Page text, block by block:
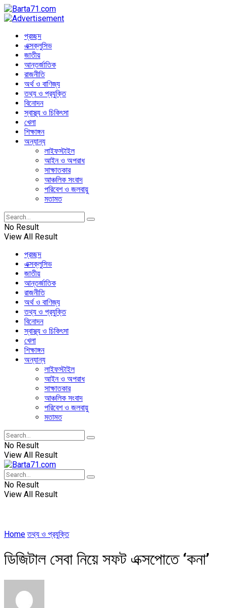
প্রচ্ছদ
এক্সক্লুসিভ
জাতীয়
আন্তর্জাতিক
রাজনীতি
অর্থ ও বাণিজ্য
তথ্য ও প্রযুক্তি
বিনোদন
স্বাস্থ্য ও চিকিৎসা
খেলা
শিক্ষাঙ্গন
অন্যান্য
লাইফস্টাইল
আইন ও অপরাধ
সাক্ষাতকার
আঞ্চলিক সংবাদ
পরিবেশ ও জলবায়ু
মতামত
No Result
View All Result
প্রচ্ছদ
এক্সক্লুসিভ
জাতীয়
আন্তর্জাতিক
রাজনীতি
অর্থ ও বাণিজ্য
তথ্য ও প্রযুক্তি
বিনোদন
স্বাস্থ্য ও চিকিৎসা
খেলা
শিক্ষাঙ্গন
অন্যান্য
লাইফস্টাইল
আইন ও অপরাধ
সাক্ষাতকার
আঞ্চলিক সংবাদ
পরিবেশ ও জলবায়ু
মতামত
No Result
View All Result
No Result
View All Result
Home তথ্য ও প্রযুক্তি
ডিজিটাল সেবা নিয়ে সফট এক্সপোতে ‘কনা’